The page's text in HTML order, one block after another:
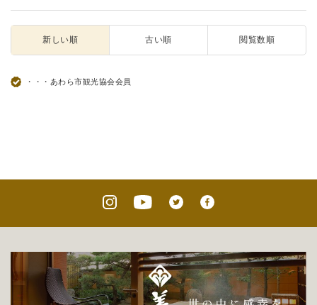
新しい順 古い順 閲覧数順
・・・あわら市観光協会会員